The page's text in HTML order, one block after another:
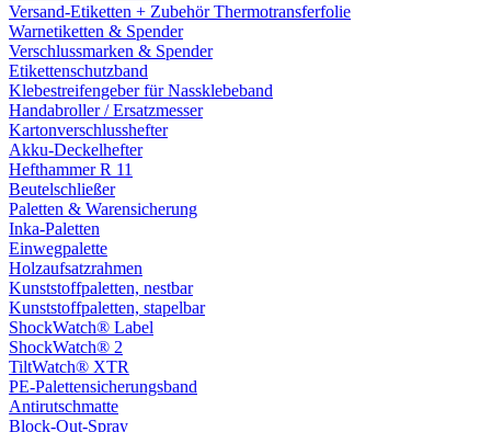
Versand-Etiketten + Zubehör Thermotransferfolie
Warnetiketten & Spender
Verschlussmarken & Spender
Etikettenschutzband
Klebestreifengeber für Nassklebeband
Handabroller / Ersatzmesser
Kartonverschlusshefter
Akku-Deckelhefter
Hefthammer R 11
Beutelschließer
Paletten & Warensicherung
Inka-Paletten
Einwegpalette
Holzaufsatzrahmen
Kunststoffpaletten, nestbar
Kunststoffpaletten, stapelbar
ShockWatch® Label
ShockWatch® 2
TiltWatch® XTR
PE-Palettensicherungsband
Antirutschmatte
Block-Out-Spray